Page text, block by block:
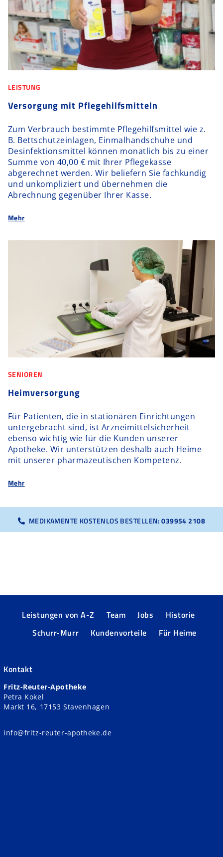
Versorgung mit Pflegehilfsmitteln
LEISTUNG
Zum Verbrauch bestimmte Pflegehilfsmittel wie z.
B. Bettschutzeinlagen, Einmalhandschuhe und
Desinfektionsmittel können monatlich bis zu einer
Summe von 40,00 € mit Ihrer Pflegekasse
abgerechnet werden. Wir beliefern Sie fachkundig
und unkompliziert und übernehmen die
Abrechnung gegenüber Ihrer Kasse.
Mehr
Heimversorgung
SENIOREN
Für Patienten, die in stationären Einrichtungen
untergebracht sind, ist Arzneimittelsicherheit
ebenso wichtig wie für die Kunden unserer
Apotheke. Wir unterstützen deshalb auch Heime
mit unserer pharmazeutischen Kompetenz.
Mehr
MEDIKAMENTE KOSTENLOS BESTELLEN:039954 2108
Leistungen von A-Z Team Jobs
Historie
Schurr-Murr
Kundenvorteile Für Heime
Kontakt
Fritz-Reuter-Apotheke
Petra Kokel
Markt 16, 17153 Stavenhagen
info@fritz-reuter-apotheke.de